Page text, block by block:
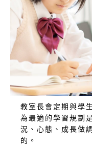
教室長會定期與學
為最適的學習規劃
況、心態、成長做
的。